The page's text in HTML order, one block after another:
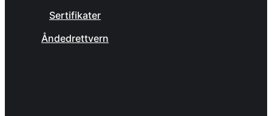
Sertifikater
Åndedrettvern